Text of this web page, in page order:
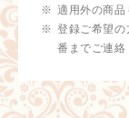
適用外の商品
登録ご希望
番までご連絡